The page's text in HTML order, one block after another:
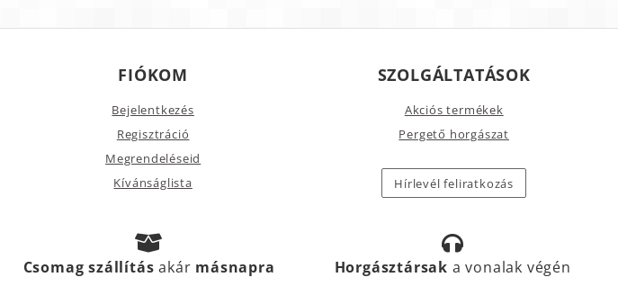
FIÓKOM
Bejelentkezés
Regisztráció
Megrendeléseid
Kívánságlista
SZOLGÁLTATÁSOK
Akciós termékek
Pergető horgászat
Hírlevél feliratkozás
Csomag szállításakár másnapra Horgásztársak a vonalak végén